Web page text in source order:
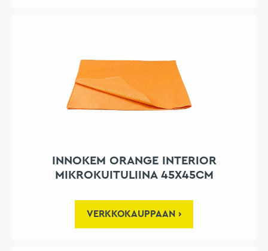
INNOKEM ORANGE INTERIOR
MIKROKUITULIINA 45X45CM
VERKKOKAUPPAAN